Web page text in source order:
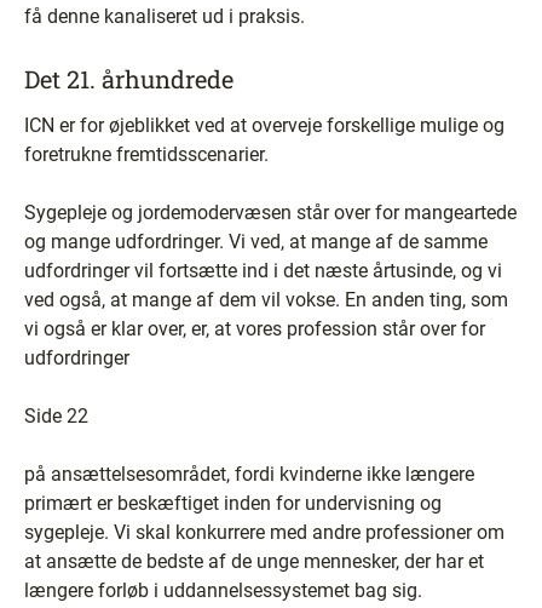
få denne kanaliseret ud i praksis.
Det 21. århundrede
ICN er for øjeblikket ved at overveje forskellige mulige og
foretrukne fremtidsscenarier.
Sygepleje og jordemodervæsen står over for mangeartede
og mange udfordringer. Vi ved, at mange af de samme
udfordringer vil fortsætte ind i det næste årtusinde, og vi
ved også, at mange af dem vil vokse. En anden ting, som
vi også er klar over, er, at vores profession står over for
udfordringer
Side 22
på ansættelsesområdet, fordi kvinderne ikke længere
primært er beskæftiget inden for undervisning og
sygepleje. Vi skal konkurrere med andre professioner om
at ansætte de bedste af de unge mennesker, der har et
længere forløb i uddannelsessystemet bag sig.